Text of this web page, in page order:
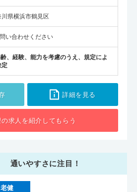
軒、在宅療養支援診療所が103軒、在宅
施設が1,670軒となっています。全国平均
比べてみると、横浜市では､一般診療所・
療所・介護施設の数が全国平均を下まわ
養支援病院の数は横浜市が全国平均を上
数（人口10万人あたり）は、一般診療
『医師・歯科医師・薬剤師統計の概況
横浜市の医師の人数は2,451人（全国の医
。横浜市の医師の人数を人口10万人あた
平均は258.8人）となります。中核病院
総合医療センター」は各地域の医師会と共
転職を考えている方は、ぜひ横浜市の求
川県横浜市鶴見区
い合わせください
、経験、能力を考慮のうえ、規定によ
定
詳細を見る
求人を紹介してもらう
通いやすさに注目！
老健